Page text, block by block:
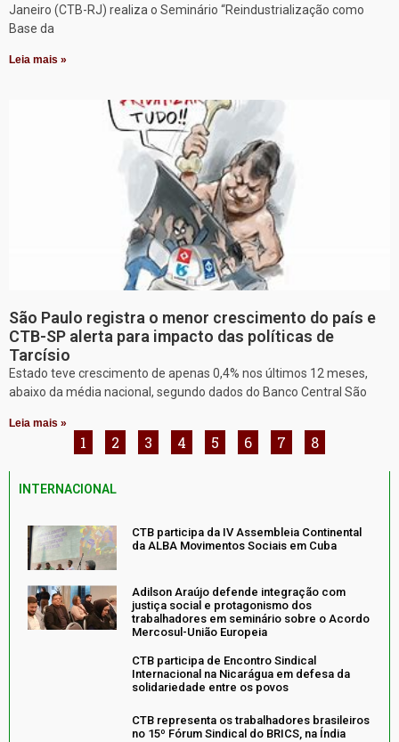
Janeiro (CTB-RJ) realiza o Seminário “Reindustrialização como
Base da
Leia mais »
São Paulo registra o menor crescimento do país e
CTB-SP alerta para impacto das políticas de
Tarcísio
Estado teve crescimento de apenas 0,4% nos últimos 12 meses,
abaixo da média nacional, segundo dados do Banco Central São
Leia mais »
1 2 3 4 5 6 7 8
INTERNACIONAL
CTB participa da IV Assembleia Continental
da ALBA Movimentos Sociais em Cuba
Adilson Araújo defende integração com
justiça social e protagonismo dos
trabalhadores em seminário sobre o Acordo
Mercosul-União Europeia
CTB participa de Encontro Sindical
Internacional na Nicarágua em defesa da
solidariedade entre os povos
CTB representa os trabalhadores brasileiros
no 15º Fórum Sindical do BRICS, na Índia